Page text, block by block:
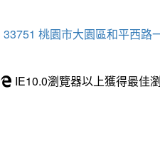
33751 桃園市大園區和平西路
IE10.0瀏覽器以上獲得最佳